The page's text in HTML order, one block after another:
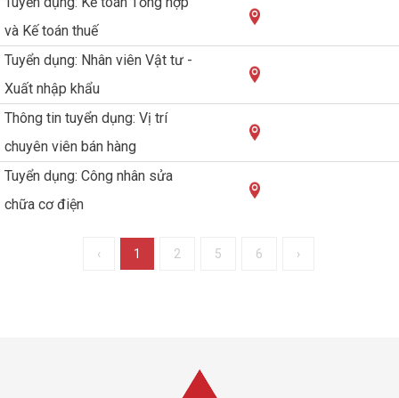
và Kế toán thuế
Tuyển dụng: Nhân viên Vật tư -
Xuất nhập khẩu
Thông tin tuyển dụng: Vị trí
chuyên viên bán hàng
Tuyển dụng: Công nhân sửa
chữa cơ điện
‹ 1 2 5 6 ›